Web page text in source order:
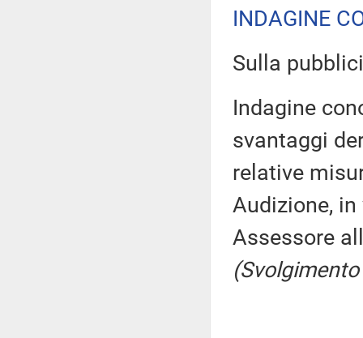
INDAGINE
Sulla
Indagine
svantaggi
relative
Audizione, in
Assessore